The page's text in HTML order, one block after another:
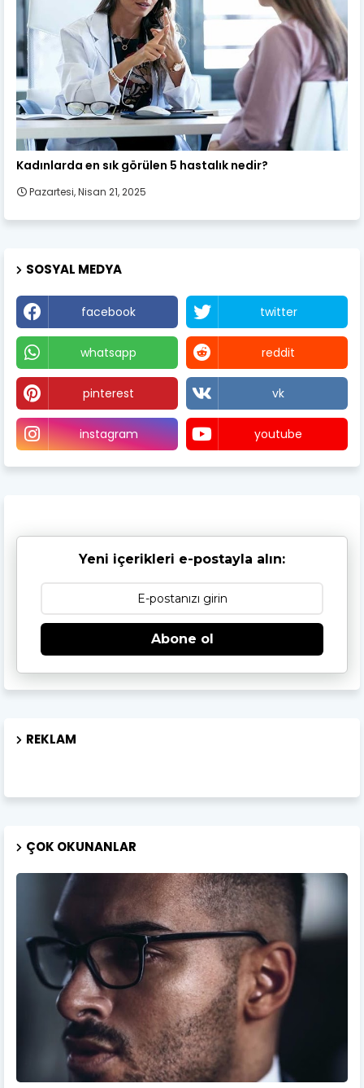
Kadın Sağlığı
Kadınlarda en sık görülen 5 hastalık nedir?
Pazartesi, Nisan 21, 2025
SOSYAL MEDYA
facebook twitter
whatsapp reddit
pinterest vk
instagram youtube
Yeni içerikleri e-postayla alın:
Abone ol
REKLAM
ÇOK OKUNANLAR